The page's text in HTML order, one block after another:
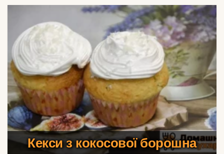
Кекси з кокосової борошна